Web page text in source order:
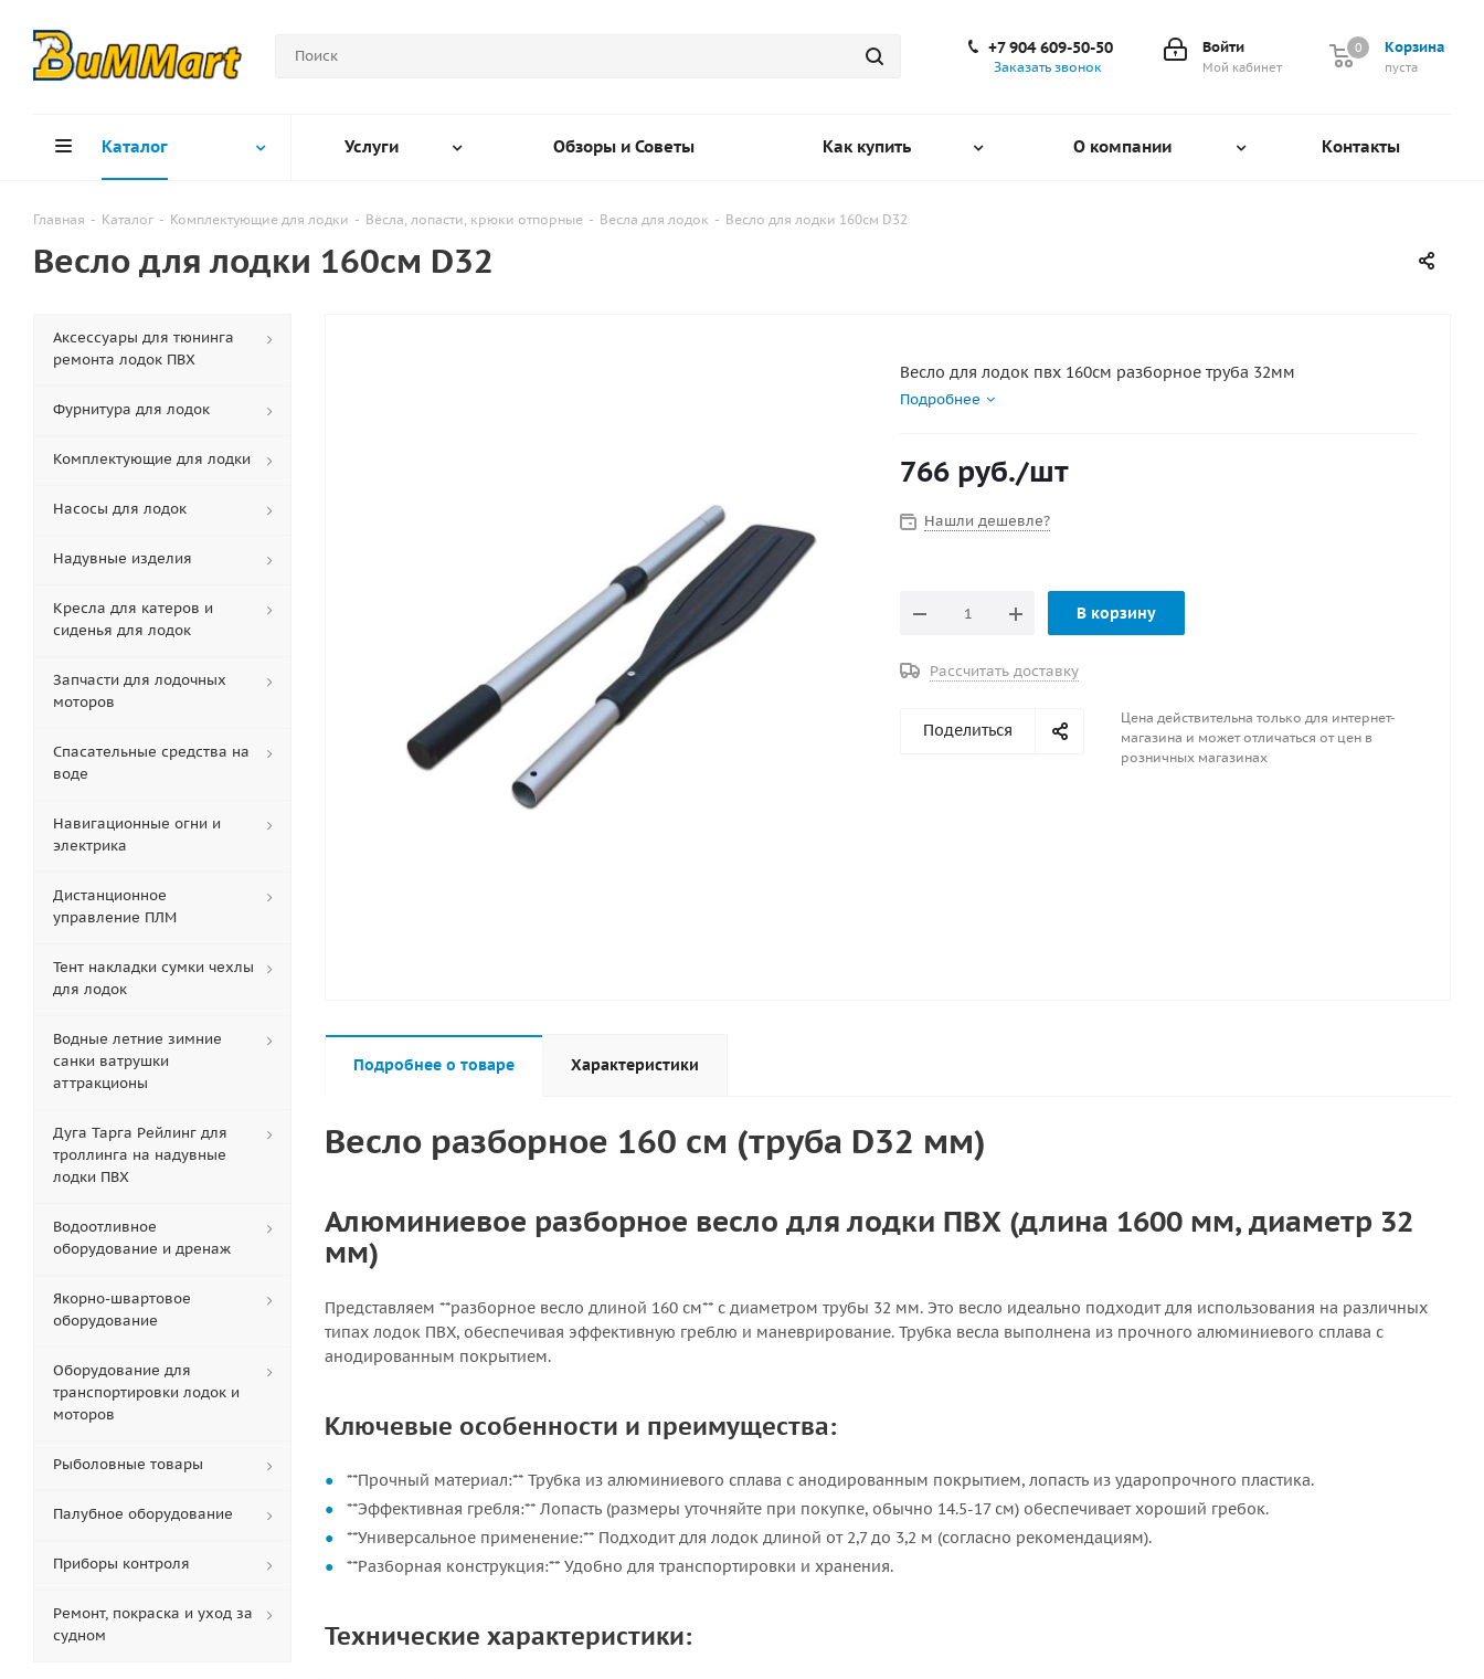
Корзина
0
пуста
0
Войти
Мой кабинет
+7 904 609-50-50
Заказать звонок
Каталог Услуги Обзоры и Советы Как купить О компании Контакты
Главная - Каталог - Комплектующие для лодки - Вёсла, лопасти, крюки отпорные - Весла для лодок - Весло для лодки 160см D32
Весло для лодки 160см D32
Весло для лодок пвх 160см разборное труба 32мм
Подробнее
766 руб./шт
Нашли дешевле?
В корзину
Рассчитать доставку
Поделиться
Цена действительна только для интернет-
магазина и может отличаться от цен в
розничных магазинах
Подробнее о товаре Характеристики
Весло разборное 160 см (труба D32 мм)
Алюминиевое разборное весло для лодки ПВХ (длина 1600 мм, диаметр 32
мм)
Представляем **разборное весло длиной 160 см** с диаметром трубы 32 мм. Это весло идеально подходит для использования на различных
типах лодок ПВХ, обеспечивая эффективную греблю и маневрирование. Трубка весла выполнена из прочного алюминиевого сплава с
анодированным покрытием.
Ключевые особенности и преимущества:
**Прочный материал:** Трубка из алюминиевого сплава с анодированным покрытием, лопасть из ударопрочного пластика.
**Эффективная гребля:** Лопасть (размеры уточняйте при покупке, обычно 14.5-17 см) обеспечивает хороший гребок.
**Универсальное применение:** Подходит для лодок длиной от 2,7 до 3,2 м (согласно рекомендациям).
**Разборная конструкция:** Удобно для транспортировки и хранения.
Технические характеристики:
Аксессуары для тюнинга
ремонта лодок ПВХ
Фурнитура для лодок
Комплектующие для лодки
Насосы для лодок
Надувные изделия
Кресла для катеров и
сиденья для лодок
Запчасти для лодочных
моторов
Спасательные средства на
воде
Навигационные огни и
электрика
Дистанционное
управление ПЛМ
Тент накладки сумки чехлы
для лодок
Водные летние зимние
санки ватрушки
аттракционы
Дуга Тарга Рейлинг для
троллинга на надувные
лодки ПВХ
Водоотливное
оборудование и дренаж
Якорно-швартовое
оборудование
Оборудование для
транспортировки лодок и
моторов
Рыболовные товары
Палубное оборудование
Приборы контроля
Ремонт, покраска и уход за
судном